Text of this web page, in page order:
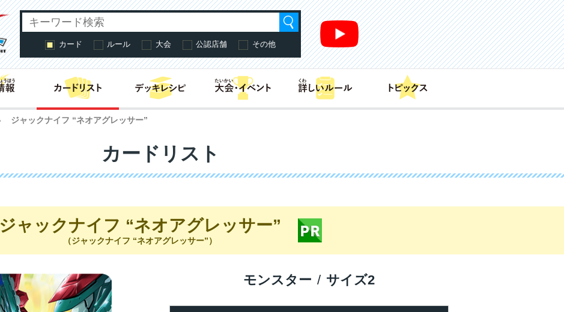
カード ルール 大会 公認店舗 その他
はじめての方へ・あそび方商品情報 カードリスト
ジャックナイフ “ネオアグレッサー”
カードリスト
ジャックナイフ “ネオアグレッサー”
（ジャックナイフ “ネオアグレッサー”）
モンスター サイズ2